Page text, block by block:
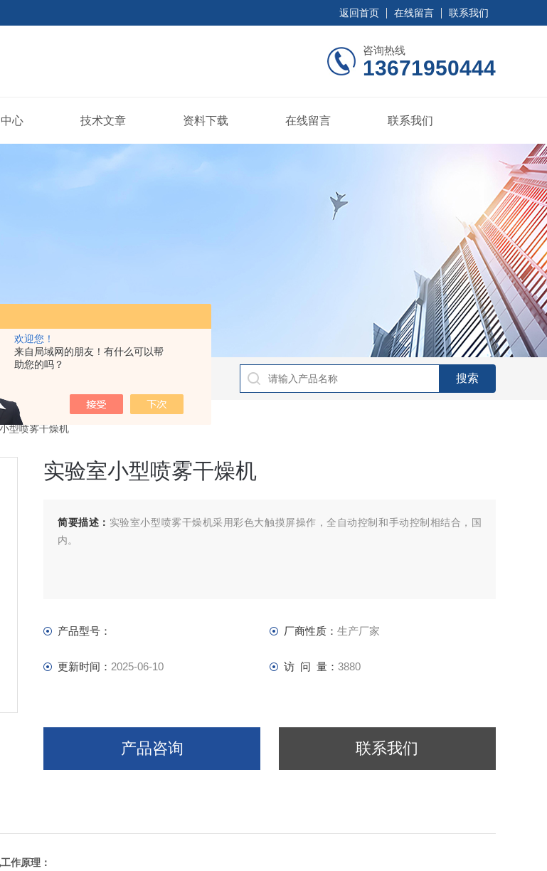
欢迎您！
来自局域网的朋友！有什么可以帮
助您的吗？
返回首页 在线留言 联系我们
咨询热线
13671950444
心 技术文章 资料下载 在线留言 联系我们
型喷雾干燥机
实验室小型喷雾干燥机
简要描述： 实验室小型喷雾干燥机采用彩色大触摸屏操作，全自动控制和手动控制相结合，国
内。
产品型号： 厂商性质： 生产厂家
更新时间： 2025-06-10 访 问 量： 3880
产品咨询 联系我们
工作原理：